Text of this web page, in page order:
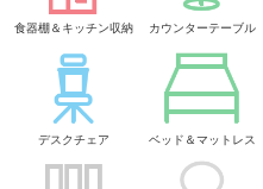
食器棚＆キッチン収納 カウンターテーブル
デスクチェア ベッド＆マットレス